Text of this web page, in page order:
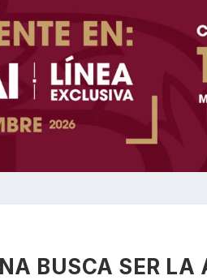
BUSCA SER